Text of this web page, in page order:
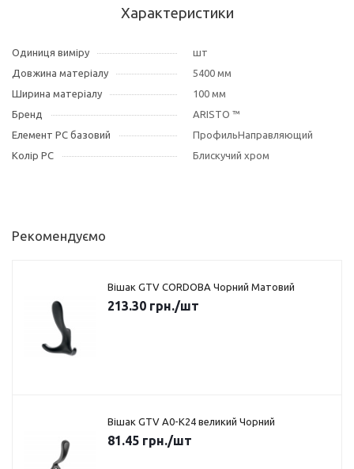
Характеристики
Одиниця виміру
шт
Довжина матеріалу
5400 мм
Ширина матеріалу
100 мм
Бренд
ARISTO ™
Елемент РС базовий
ПрофильНаправляющий
Колір РС
Блискучий хром
Рекомендуємо
Вішак GTV CORDOBA Чорний Матовий
213.30 грн./шт
Вішак GTV A0-K24 великий Чорний
81.45 грн./шт